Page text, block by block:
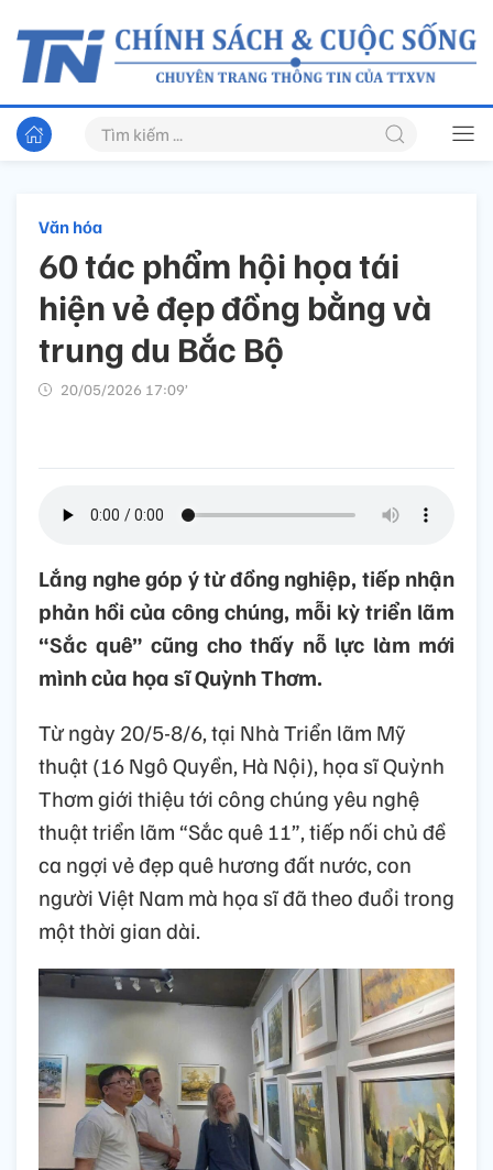
Văn hóa
60 tác phẩm hội họa tái
hiện vẻ đẹp đồng bằng và
trung du Bắc Bộ
20/05/2026 17:09’
Lắng nghe góp ý từ đồng nghiệp, tiếp nhận
phản hồi của công chúng, mỗi kỳ triển lãm
“Sắc quê” cũng cho thấy nỗ lực làm mới
mình của họa sĩ Quỳnh Thơm.
Từ ngày 20/5-8/6, tại Nhà Triển lãm Mỹ
thuật (16 Ngô Quyền, Hà Nội), họa sĩ Quỳnh
Thơm giới thiệu tới công chúng yêu nghệ
thuật triển lãm “Sắc quê 11”, tiếp nối chủ đề
ca ngợi vẻ đẹp quê hương đất nước, con
người Việt Nam mà họa sĩ đã theo đuổi trong
một thời gian dài.